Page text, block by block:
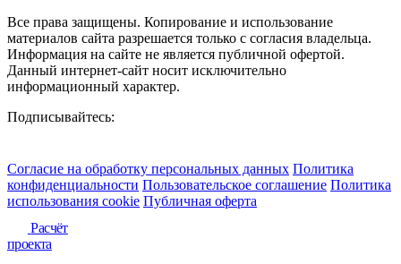
Все права защищены. Копирование и использование
материалов сайта разрешается только с согласия владельца.
Информация на сайте не является публичной офертой.
Данный интернет-сайт носит исключительно
информационный характер.
Подписывайтесь:
Согласие на обработку персональных данных Политика
конфиденциальности Пользовательское соглашение Политика
использования сookie Публичная оферта
Расчёт
проекта